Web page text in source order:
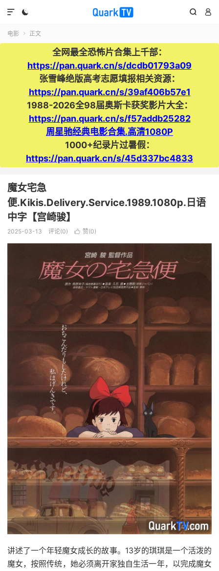
  

电影  正文
全网最全恐怖片合集上千部：
https://pan.quark.cn/s/dcdb01793a09
张雪峰绝版高考志愿填报相关资源：
https://pan.quark.cn/s/39af406b57e1
1988-2026全98届奥斯卡获奖影片大全：
https://pan.quark.cn/s/f57addb25282
周星驰经典电影合集.高清1080P
1000+纪录片过暑假：
https://pan.quark.cn/s/45d337bc4833
魔女宅急
便.Kikis.Delivery.Service.1989.1080p.日语
中字【宫崎骏】
2025-03-13 评论(0)  赞(0)
讲述了一个年轻魔女成长的故事。13岁的琪琪是一个活泼的
魔女，按照传统，她必须离开家独自生活一年，以完成魔女